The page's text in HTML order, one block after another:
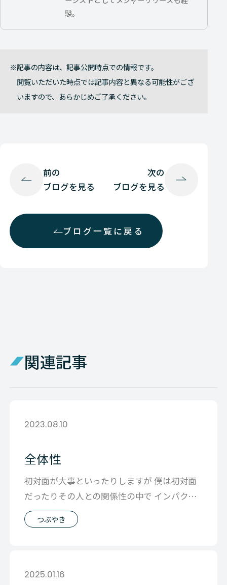
験。
記事の内容は、記事公開時点での情報です。
閲覧いただいた時点では記事内容と異なる可能性がござ
いますので、あらかじめご了承ください。
前の
ブログを見る
ブログ一覧に戻る
次の
ブログを見る
関連記事
2023.08.10
全体性
初対面が大事といったりしますが 僕は初対面
だったりその人との関係性の中で インパクト
があった、ある一部分で その人全体が
つぶやき
2025.01.16